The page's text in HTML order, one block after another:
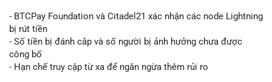
- BTCPay Foundation và Citadel21 xác nhận các node Lightning
bị rút tiền
- Số tiền bị đánh cắp và số người bị ảnh hưởng chưa được
công bố
- Hạn chế truy cập từ xa để ngăn ngừa thêm rủi ro